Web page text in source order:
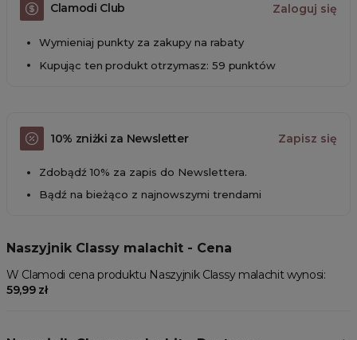
Clamodi Club Zaloguj się
Wymieniaj punkty za zakupy na rabaty
Kupując ten produkt otrzymasz: 59 punktów
10% zniżki za Newsletter Zapisz się
Zdobądź 10% za zapis do Newslettera.
Bądź na bieżąco z najnowszymi trendami
Naszyjnik Classy malachit - Cena
W Clamodi cena produktu Naszyjnik Classy malachit wynosi:
59,99 zł